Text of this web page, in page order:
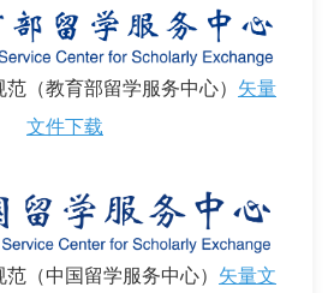
（教育部留学服务中心） 矢量
文件下载
（中国留学服务中心） 矢量文